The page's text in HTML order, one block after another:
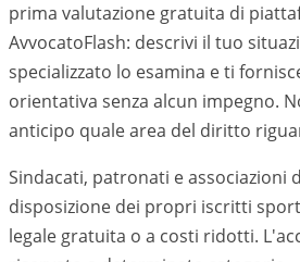
prima valutazione gratuita di
AvvocatoFlash: descrivi il tuo
specializzato lo esamina e ti
orientativa senza alcun impegno.
anticipo quale area del diritto
Sindacati, patronati e associazioni
disposizione dei propri iscritti
legale gratuita o a costi ridotti.